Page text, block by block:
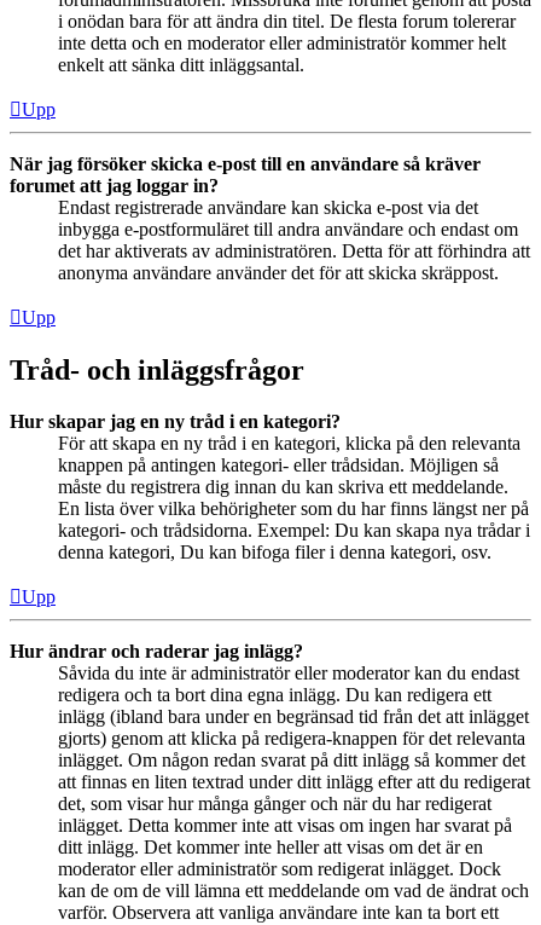
i onödan bara för att ändra din titel. De flesta forum tolererar
inte detta och en moderator eller administratör kommer helt
enkelt att sänka ditt inläggsantal.
Upp
När jag försöker skicka e-post till en användare så kräver
forumet att jag loggar in?
Endast registrerade användare kan skicka e-post via det
inbygga e-postformuläret till andra användare och endast om
det har aktiverats av administratören. Detta för att förhindra att
anonyma användare använder det för att skicka skräppost.
Upp
Tråd- och inläggsfrågor
Hur skapar jag en ny tråd i en kategori?
För att skapa en ny tråd i en kategori, klicka på den relevanta
knappen på antingen kategori- eller trådsidan. Möjligen så
måste du registrera dig innan du kan skriva ett meddelande.
En lista över vilka behörigheter som du har finns längst ner på
kategori- och trådsidorna. Exempel: Du kan skapa nya trådar i
denna kategori, Du kan bifoga filer i denna kategori, osv.
Upp
Hur ändrar och raderar jag inlägg?
Såvida du inte är administratör eller moderator kan du endast
redigera och ta bort dina egna inlägg. Du kan redigera ett
inlägg (ibland bara under en begränsad tid från det att inlägget
gjorts) genom att klicka på redigera-knappen för det relevanta
inlägget. Om någon redan svarat på ditt inlägg så kommer det
att finnas en liten textrad under ditt inlägg efter att du redigerat
det, som visar hur många gånger och när du har redigerat
inlägget. Detta kommer inte att visas om ingen har svarat på
ditt inlägg. Det kommer inte heller att visas om det är en
moderator eller administratör som redigerat inlägget. Dock
kan de om de vill lämna ett meddelande om vad de ändrat och
varför. Observera att vanliga användare inte kan ta bort ett